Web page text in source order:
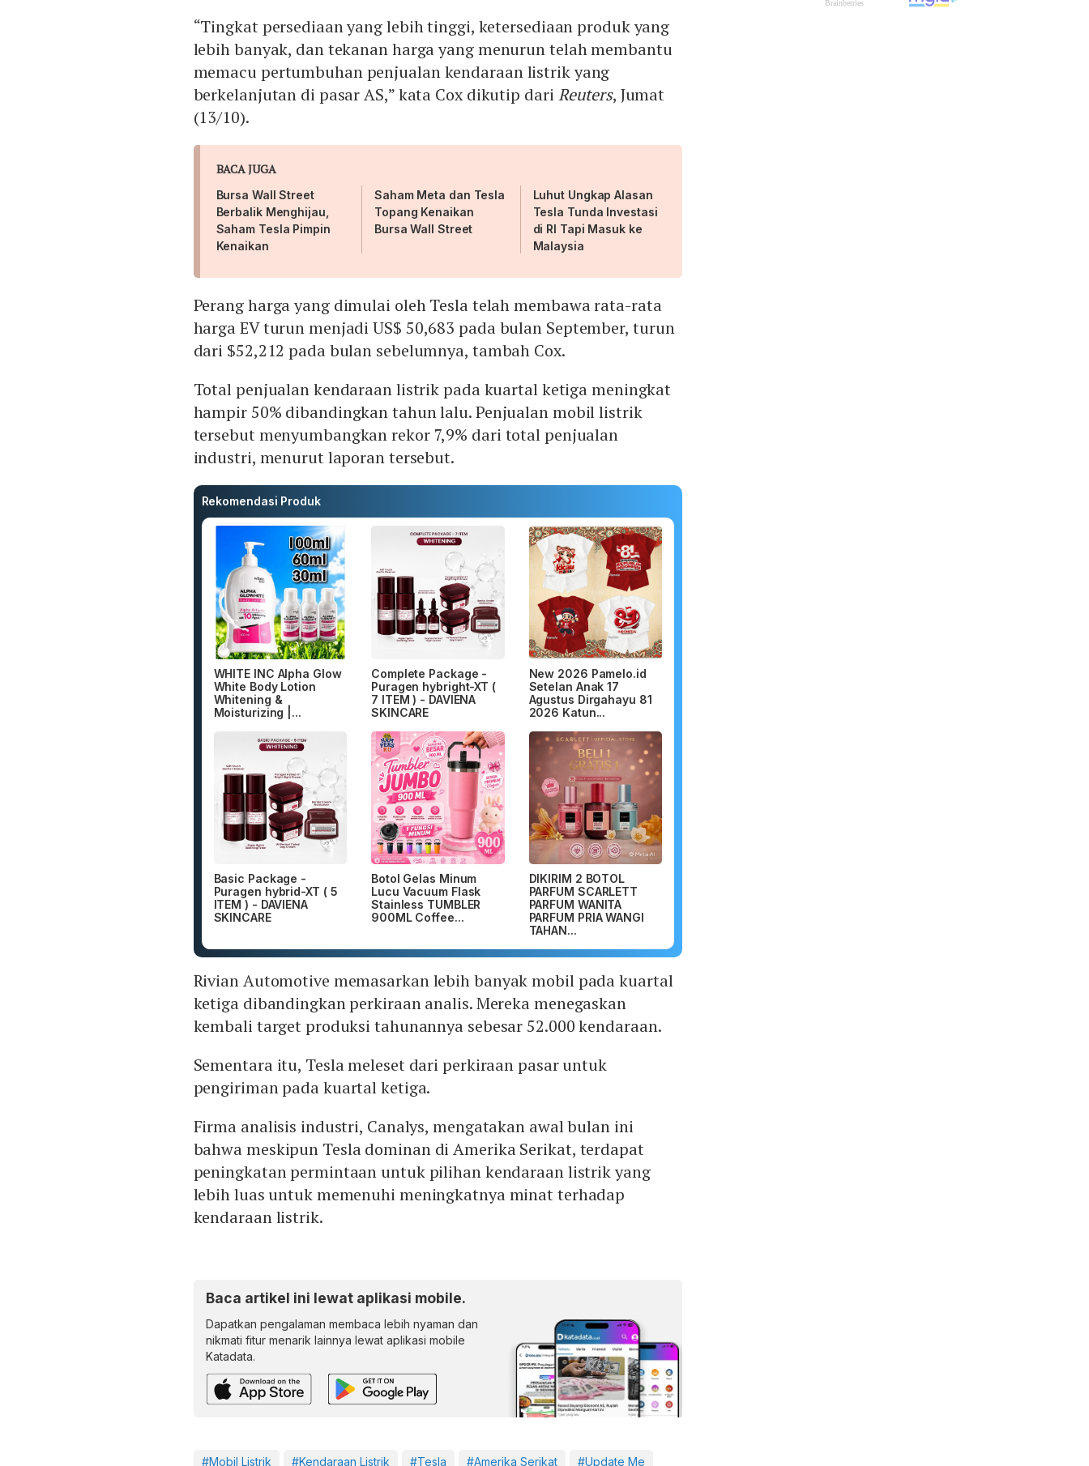
“Tingkat persediaan yang lebih tinggi, ketersediaan produk yang
lebih banyak, dan tekanan harga yang menurun telah membantu
memacu pertumbuhan penjualan kendaraan listrik yang
berkelanjutan di pasar AS,” kata Cox dikutip dari Reuters, Jumat
(13/10).
BACA JUGA
Bursa Wall Street
Berbalik Menghijau,
Saham Tesla Pimpin
Kenaikan
Saham Meta dan Tesla
Topang Kenaikan
Bursa Wall Street
Luhut Ungkap Alasan
Tesla Tunda Investasi
di RI Tapi Masuk ke
Malaysia
Perang harga yang dimulai oleh Tesla telah membawa rata-rata
harga EV turun menjadi US$ 50,683 pada bulan September, turun
dari $52,212 pada bulan sebelumnya, tambah Cox.
Total penjualan kendaraan listrik pada kuartal ketiga meningkat
hampir 50% dibandingkan tahun lalu. Penjualan mobil listrik
tersebut menyumbangkan rekor 7,9% dari total penjualan
industri, menurut laporan tersebut.
Rekomendasi Produk
WHITE INC Alpha Glow
White Body Lotion
Whitening &
Moisturizing |...
Complete Package -
Puragen hybright-XT (
7 ITEM ) - DAVIENA
SKINCARE
New 2026 Pamelo.id
Setelan Anak 17
Agustus Dirgahayu 81
2026 Katun...
Basic Package -
Puragen hybrid-XT ( 5
ITEM ) - DAVIENA
SKINCARE
Botol Gelas Minum
Lucu Vacuum Flask
Stainless TUMBLER
900ML Coffee...
DIKIRIM 2 BOTOL
PARFUM SCARLETT
PARFUM WANITA
PARFUM PRIA WANGI
TAHAN...
Rivian Automotive memasarkan lebih banyak mobil pada kuartal
ketiga dibandingkan perkiraan analis. Mereka menegaskan
kembali target produksi tahunannya sebesar 52.000 kendaraan.
Sementara itu, Tesla meleset dari perkiraan pasar untuk
pengiriman pada kuartal ketiga.
Firma analisis industri, Canalys, mengatakan awal bulan ini
bahwa meskipun Tesla dominan di Amerika Serikat, terdapat
peningkatan permintaan untuk pilihan kendaraan listrik yang
lebih luas untuk memenuhi meningkatnya minat terhadap
kendaraan listrik.
Baca artikel ini lewat aplikasi mobile.
Dapatkan pengalaman membaca lebih nyaman dan
nikmati fitur menarik lainnya lewat aplikasi mobile
Katadata.
#Mobil Listrik #Kendaraan Listrik #Tesla #Amerika Serikat #Update Me